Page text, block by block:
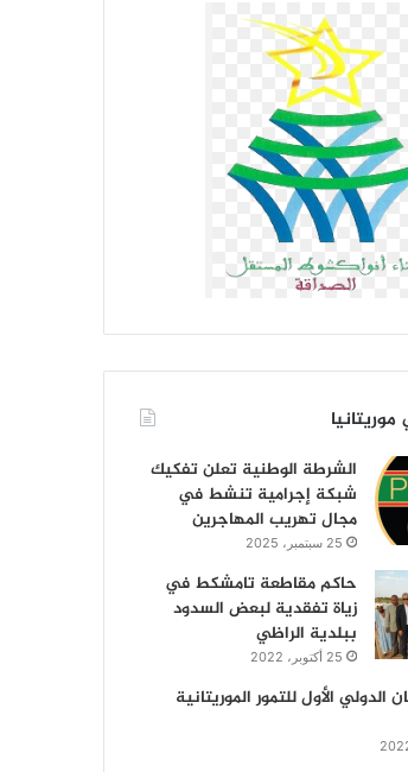
الشرطة الوطنية تعلن تفكيك
شبكة إجرامية تنشط في
مجال تهريب المهاجرين
25 سبتمبر، 2025
حاكم مقاطعة تامشكط في
زياة تفقدية لبعض السدود
ببلدية الراظي
25 أكتوبر، 2022
الدولي الأول للتمور الموريتانية